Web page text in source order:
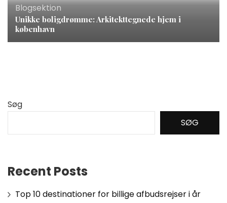
Blogsektion
Unikke boligdrømme: Arkitekttegnede hjem i
københavn
Søg
SØG
Recent Posts
Top 10 destinationer for billige afbudsrejser i år